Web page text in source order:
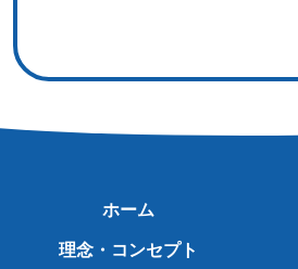
ホーム
理念・コンセプト